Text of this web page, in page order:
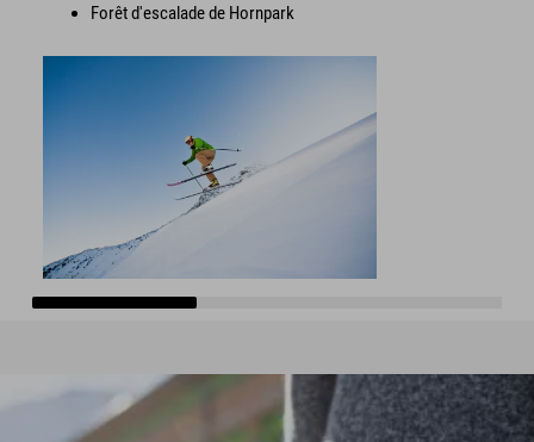
Forêt d'escalade de Hornpark